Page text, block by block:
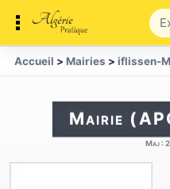
Accueil > Mairies > iflissen-
Mairie
Maj :